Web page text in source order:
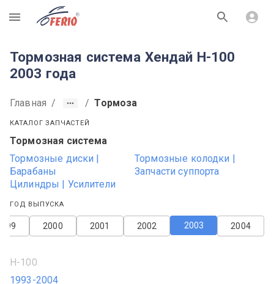
R
Тормозная система Хендай H-100
2003 года
Главная / / Тормоза
КАТАЛОГ ЗАПЧАСТЕЙ
Тормозная система
Тормозные диски |
Барабаны
Тормозные колодки |
Запчасти суппорта
Цилиндры | Усилители
ГОД ВЫПУСКА
2004
2003
2002
2001
2000
H-100
1993-2004